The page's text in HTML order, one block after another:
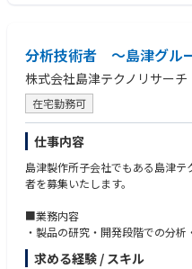
•Achievement of individual and
•Delivery of man-days vs budget.
•Sector revenue, profit margin,
•Auditor utilization, workforce
•Client attrition rate maintained
•Compliance with accreditation
standards.
分析技術者 ～島津グル
株式会社島津テクノリサーチ
在宅勤務可
仕事内容
島津製作所子会社でもある島津
者を募集いたします。
■業務内容
・製品の研究・開発段階での分
機器分析業務、顧客への報告書作
求める経験 / スキル